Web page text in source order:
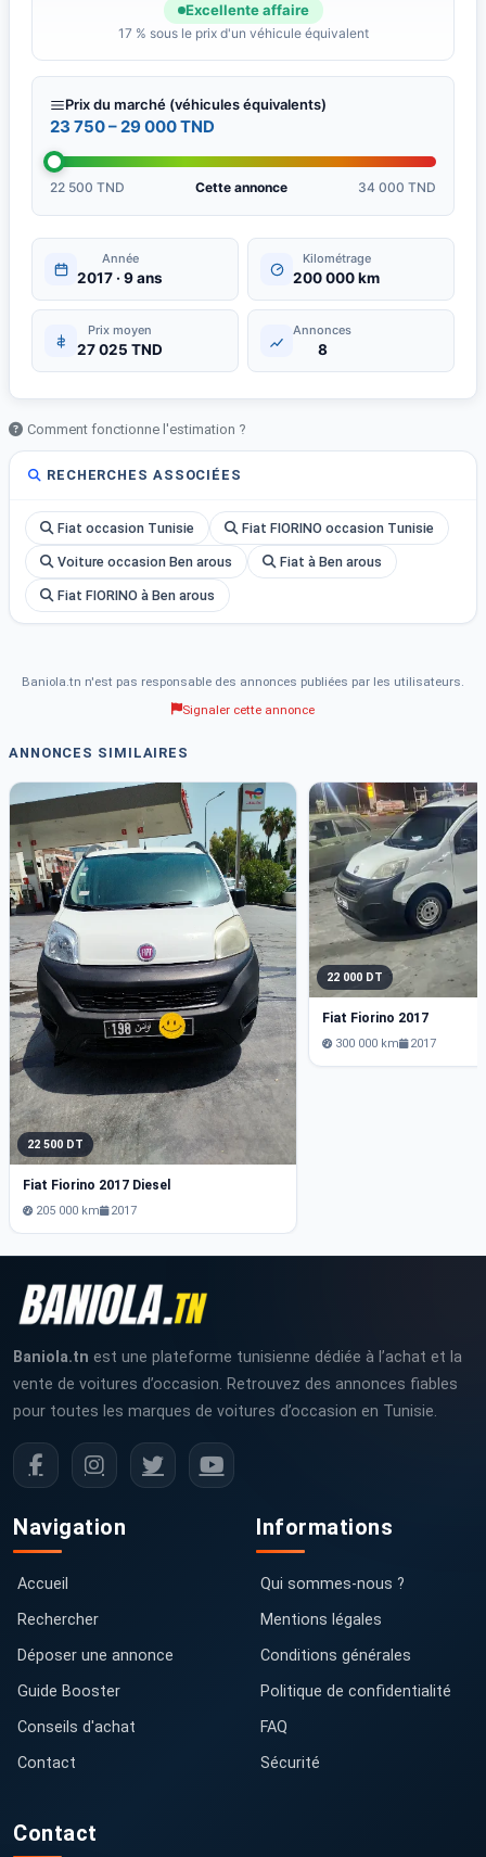
Excellente affaire
17 % sous le prix d'un véhicule équivalent
Prix du marché (véhicules équivalents)
23 750 – 29 000 TND
22 500 TND Cette annonce 34 000 TND
Année
2017 · 9 ans
Kilométrage
200 000 km
Prix moyen
27 025 TND
Annonces
8
Comment fonctionne l'estimation ?
RECHERCHES ASSOCIÉES
Fiat occasion Tunisie Fiat FIORINO occasion Tunisie
Voiture occasion Ben arous Fiat à Ben arous
Fiat FIORINO à Ben arous
Baniola.tn n'est pas responsable des annonces publiées par les utilisateurs.
Signaler cette annonce
ANNONCES SIMILAIRES
22 500 DT
Fiat Fiorino 2017 Diesel
205 000 km 2017
22 000 DT
Fiat Fiorino 2017
300 000 km 2017
Baniola.tn est une plateforme tunisienne dédiée à l’achat et la
vente de voitures d’occasion. Retrouvez des annonces fiables
pour toutes les marques de voitures d’occasion en Tunisie.
Navigation
Accueil
Rechercher
Déposer une annonce
Guide Booster
Conseils d'achat
Contact
Informations
Qui sommes-nous ?
Mentions légales
Conditions générales
Politique de confidentialité
FAQ
Sécurité
Contact